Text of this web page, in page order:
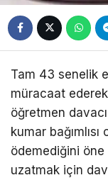
Tam 43 senelik
müracaat
öğretmen
kumar
ödemediğini öne
uzatmak için